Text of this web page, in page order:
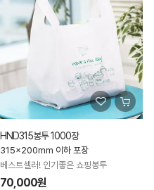
KH 흑색수저)1매포장 1500개
길이 17.7cm
45,000원